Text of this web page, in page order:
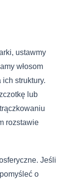
ustawmy
włosom
struktury.
lub
rozstawie
Jeśli
o